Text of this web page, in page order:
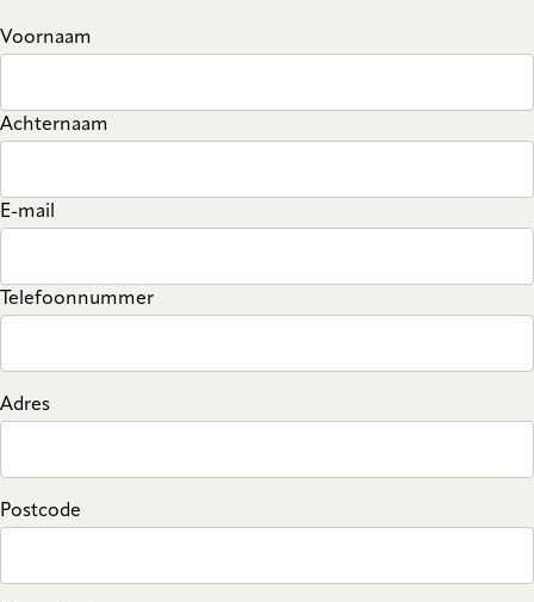
Voornaam
Achternaam
E-mail
Telefoonnummer
Adres
Postcode